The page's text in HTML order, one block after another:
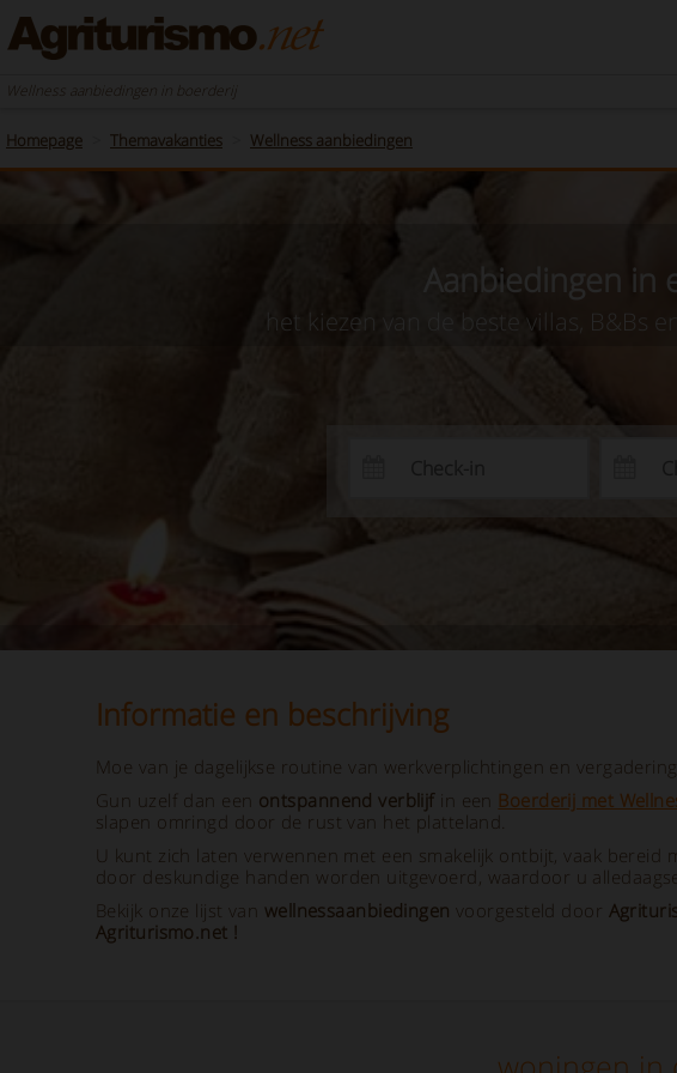
Wellness aanbiedingen in boerderij
Homepage Themavakanties Wellness aanbiedingen
Aanbiedingen
het kiezen van de beste villas, B&Bs
Informatie en beschrijving
Moe van je dagelijkse routine van werkverplichtingen en
Gun uzelf dan een ontspannend verblijfin een Boerderij met
slapen omringd door de rust van het platteland.
U kunt zich laten verwennen met een smakelijk ontbijt, vaak
door deskundige handen worden uitgevoerd, waardoor u
Bekijk onze lijst van wellnessaanbiedingen voorgesteld door
Agriturismo.net !